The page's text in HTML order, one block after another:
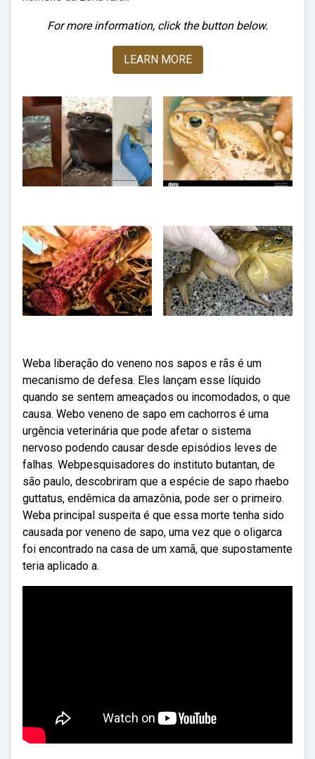
For more information, click the button below.
LEARN MORE
Weba liberação do veneno nos sapos e rãs é um
mecanismo de defesa. Eles lançam esse líquido
quando se sentem ameaçados ou incomodados, o que
causa. Webo veneno de sapo em cachorros é uma
urgência veterinária que pode afetar o sistema
nervoso podendo causar desde episódios leves de
falhas. Webpesquisadores do instituto butantan, de
são paulo, descobriram que a espécie de sapo rhaebo
guttatus, endêmica da amazônia, pode ser o primeiro.
Weba principal suspeita é que essa morte tenha sido
causada por veneno de sapo, uma vez que o oligarca
foi encontrado na casa de um xamã, que supostamente
teria aplicado a.